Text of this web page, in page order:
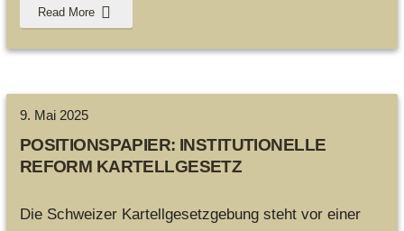
Read More
9. Mai 2025
POSITIONSPAPIER: INSTITUTIONELLE
REFORM KARTELLGESETZ
Die Schweizer Kartellgesetzgebung steht vor einer